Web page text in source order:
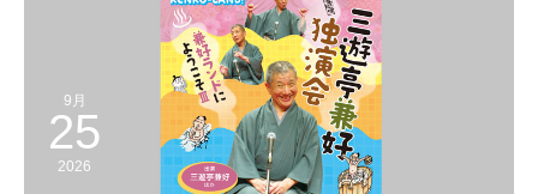
9月
25
2026